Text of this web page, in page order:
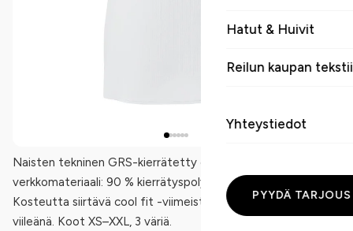
Hatut & Huivit
Reilun kaupan
Yhteystiedot
PYYDÄ TARJOUS
Naisten tekninen GRS-kierrätetty cool fit t-paita. 160 g/m²
verkkomateriaali: 90 % kierrätyspolyesteriä, 10 % elastaania.
Kosteutta siirtävä cool fit -viimeistely pitää olon kuivana ja
viileänä. Koot XS–XXL, 3 väriä.